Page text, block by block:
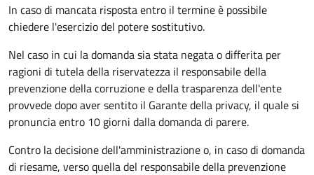
In caso di mancata risposta entro il termine è possibile
chiedere l'esercizio del potere sostitutivo.
Nel caso in cui la domanda sia stata negata o differita per
ragioni di tutela della riservatezza il responsabile della
prevenzione della corruzione e della trasparenza dell'ente
provvede dopo aver sentito il Garante della privacy, il quale si
pronuncia entro 10 giorni dalla domanda di parere.
Contro la decisione dell'amministrazione o, in caso di domanda
di riesame, verso quella del responsabile della prevenzione